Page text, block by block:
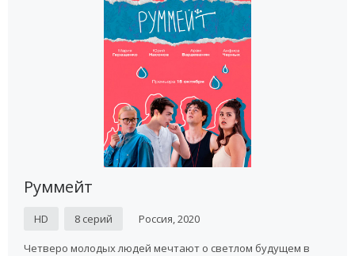
Руммейт
HD 8 серий Россия, 2020
Четверо молодых людей мечтают о светлом будущем в